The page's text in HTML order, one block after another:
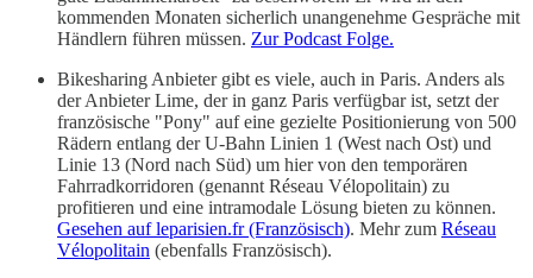
kommenden Monaten sicherlich unangenehme Gespräche mit
Händlern führen müssen. Zur Podcast Folge.
Bikesharing Anbieter gibt es viele, auch in Paris. Anders als
der Anbieter Lime, der in ganz Paris verfügbar ist, setzt der
französische "Pony" auf eine gezielte Positionierung von 500
Rädern entlang der U-Bahn Linien 1 (West nach Ost) und
Linie 13 (Nord nach Süd) um hier von den temporären
Fahrradkorridoren (genannt Réseau Vélopolitain) zu
profitieren und eine intramodale Lösung bieten zu können.
Gesehen auf leparisien.fr (Französisch). Mehr zum Réseau
Vélopolitain (ebenfalls Französisch).